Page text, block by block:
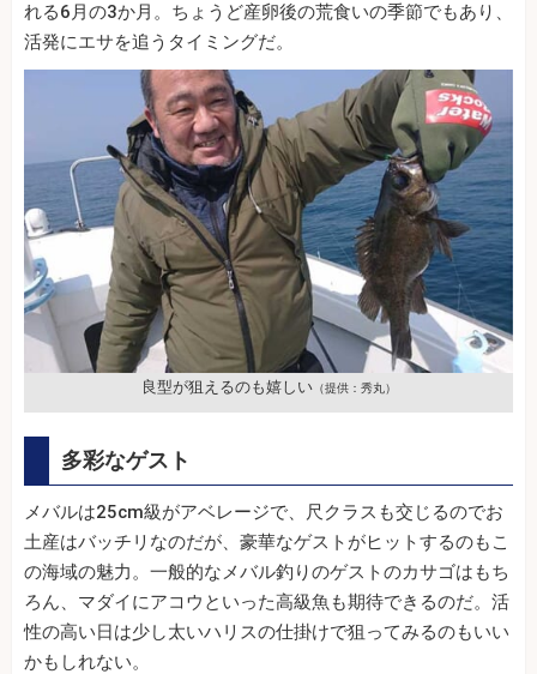
れる6月の3か月。ちょうど産卵後の荒食いの季節でもあり、
活発にエサを追うタイミングだ。
良型が狙えるのも嬉しい（提供：秀丸）
多彩なゲスト
メバルは25cm級がアベレージで、尺クラスも交じるのでお
土産はバッチリなのだが、豪華なゲストがヒットするのもこ
の海域の魅力。一般的なメバル釣りのゲストのカサゴはもち
ろん、マダイにアコウといった高級魚も期待できるのだ。活
性の高い日は少し太いハリスの仕掛けで狙ってみるのもいい
かもしれない。